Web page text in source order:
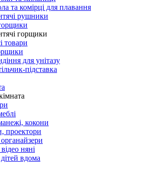
та комірці для плавання
рушники
горщики
товари
для унітазу
підставка
кокони
проектори
няні
вдома